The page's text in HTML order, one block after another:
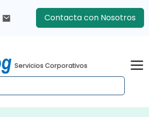
Contacta con Nosotros
Servicios Corporativos